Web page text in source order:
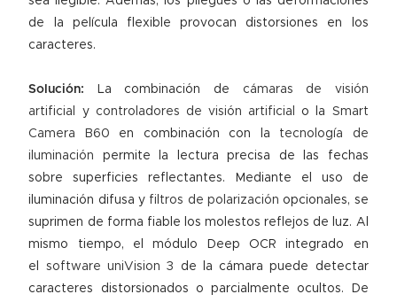
de la película flexible provocan distorsiones en los
caracteres.
Solución: La combinación de
cámaras de visión
artificial
y controladores de visión artificial o la
Smart
Camera B60 en combinación con la tecnología de
iluminación
permite la lectura precisa de las fechas
sobre superficies reflectantes. Mediante el uso de
iluminación difusa y filtros de polarización opcionales, se
suprimen de forma fiable los molestos reflejos de luz. Al
mismo tiempo, el módulo Deep OCR integrado en
el software uniVision 3 de la cámara puede detectar
caracteres distorsionados o parcialmente ocultos. De